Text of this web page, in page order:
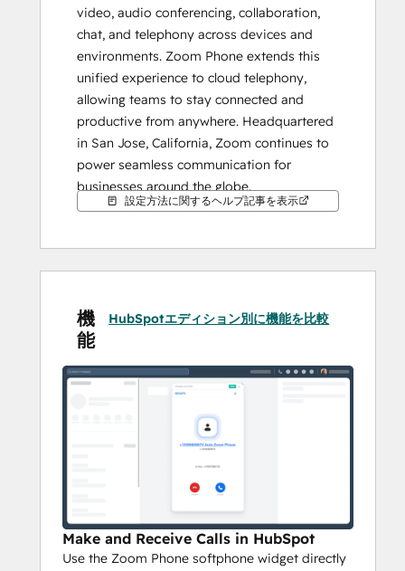
す
video, audio conferencing, collaboration,
chat, and telephony across devices and
environments. Zoom Phone extends this
unified experience to cloud telephony,
allowing teams to stay connected and
productive from anywhere. Headquartered
in San Jose, California, Zoom continues to
power seamless communication for
businesses around the globe.
streamline your sales and service
workflows with the Zoom Phone
設定方法に関するヘルプ記事を表示
機
能
HubSpotエディション別に機能を比較
Make and Receive Calls in HubSpot
Use the Zoom Phone softphone widget directly